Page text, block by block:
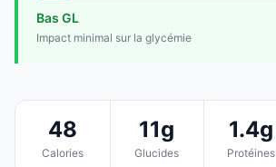
Bas GL
Impact minimal sur la glycémie
48
Calories
11g
Glucides
1.4g
Protéines